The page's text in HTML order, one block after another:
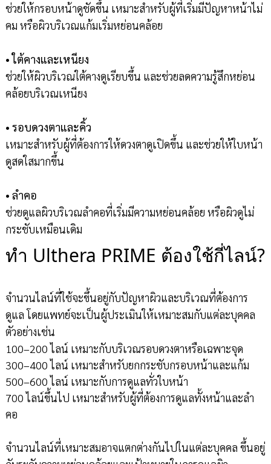
ช่วยให้กรอบหน้าดูชัดขึ้น เหมาะสำหรับผู้ที่เริ่มมีปัญหาหน้าไม่
คม หรือผิวบริเวณแก้มเริ่มหย่อนคล้อย
•ใต้คางและเหนียง
ช่วยให้ผิวบริเวณใต้คางดูเรียบขึ้น และช่วยลดความรู้สึกหย่อน
คล้อยบริเวณเหนียง
• รอบดวงตาและคิ้ว
เหมาะสำหรับผู้ที่ต้องการให้ดวงตาดูเปิดขึ้น และช่วยให้ใบหน้า
ดูสดใสมากขึ้น
• ลำคอ
ช่วยดูแลผิวบริเวณลำคอที่เริ่มมีความหย่อนคล้อย หรือผิวดูไม่
กระชับเหมือนเดิม
ทำ Ulthera PRIME ต้องใช้กี่ไลน์?
จำนวนไลน์ที่ใช้จะขึ้นอยู่กับปัญหาผิวและบริเวณที่ต้องการ
ดูแล โดยแพทย์จะเป็นผู้ประเมินให้เหมาะสมกับแต่ละบุคคล
ตัวอย่างเช่น
100–200 ไลน์ เหมาะกับบริเวณรอบดวงตาหรือเฉพาะจุด
300–400 ไลน์ เหมาะสำหรับยกกระชับกรอบหน้าและแก้ม
500–600 ไลน์ เหมาะกับการดูแลทั่วใบหน้า
700 ไลน์ขึ้นไป เหมาะสำหรับผู้ที่ต้องการดูแลทั้งหน้าและลำ
คอ
จำนวนไลน์ที่เหมาะสมอาจแตกต่างกันไปในแต่ละบุคคล ขึ้นอยู่